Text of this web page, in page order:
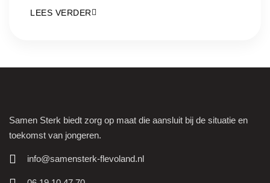
LEES VERDER
Samen Sterk biedt zorg op maat die aansluit bij de situatie en
toekomst van jongeren.
info@samensterk-flevoland.nl